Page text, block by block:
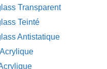
Transparent
Teinté
Antistatique